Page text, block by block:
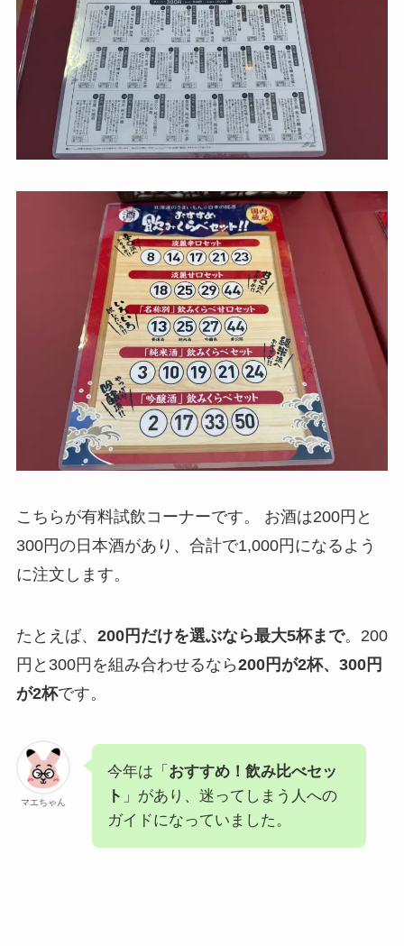
こちらが有料試飲コーナーです。 お酒は200円と
300円の日本酒があり、合計で1,000円になるよう
に注文します。
たとえば、 200円だけを選ぶなら最大5杯まで。200
円と300円を組み合わせるなら200円が2杯、300円
が2杯です。
マエちゃん
今年は「 おすすめ！飲み比べセッ
ト 」があり、迷ってしまう人への
ガイドになっていました。